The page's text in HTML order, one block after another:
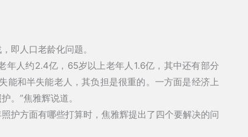
即人口老龄化问题。
年人约2.4亿，65岁以上老年人1.6亿，其中还有部分
能和半失能老人，其负担是很重的。一方面是经济上
。”焦雅辉说道。
护方面有哪些打算时，焦雅辉提出了四个要解决的问